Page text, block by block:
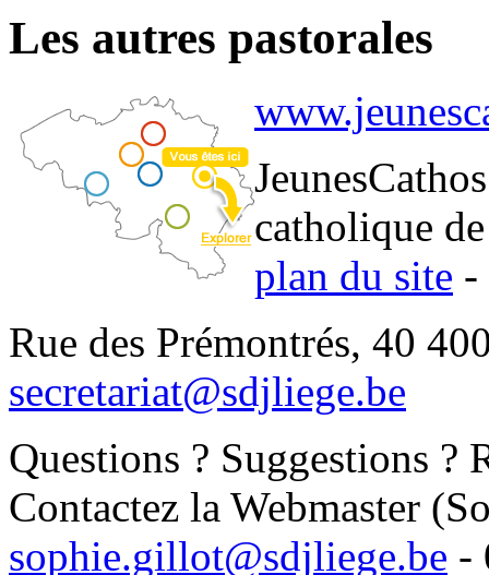
Les autres pastorales
catholique
plan du site -
Rue des Prémontrés, 40
secretariat@sdjliege.be
Questions ? Suggestions ?
Contactez la Webmaster
sophie.gillot@sdjliege.be -